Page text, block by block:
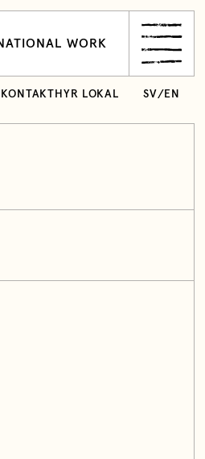
WORK
KONTAKT HYR LOKAL SV/ EN